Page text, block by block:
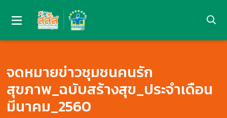
จดหมายข่าวชุมชนคนรัก
สุขภาพ_ฉบับสร้างสุข_ประจำเดือน
มีนาคม_2560